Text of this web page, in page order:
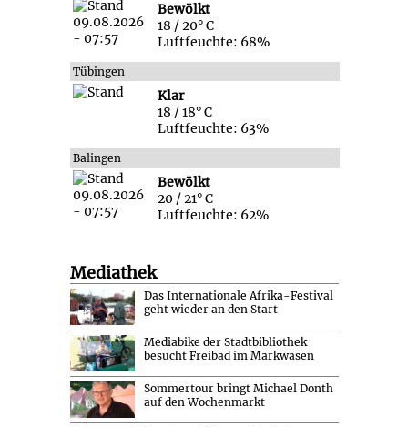
Bewölkt
18 / 20° C
Luftfeuchte: 68%
Tübingen
Klar
18 / 18° C
Luftfeuchte: 63%
Balingen
Bewölkt
20 / 21° C
Luftfeuchte: 62%
Mediathek
Das Internationale Afrika-Festival
geht wieder an den Start
Mediabike der Stadtbibliothek
besucht Freibad im Markwasen
Sommertour bringt Michael Donth
auf den Wochenmarkt